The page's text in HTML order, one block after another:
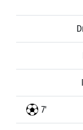
7'